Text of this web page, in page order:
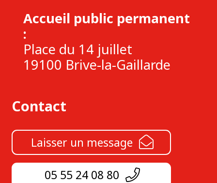
Accueil public permanent
:
Place du 14 juillet
19100 Brive-la-Gaillarde
Contact
Laisser un message
05 55 24 08 80